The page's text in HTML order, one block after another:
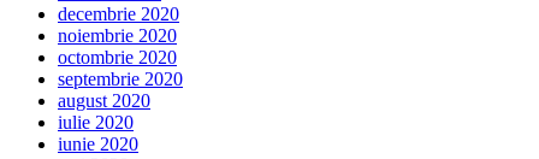
decembrie 2020
noiembrie 2020
octombrie 2020
septembrie 2020
august 2020
iulie 2020
iunie 2020